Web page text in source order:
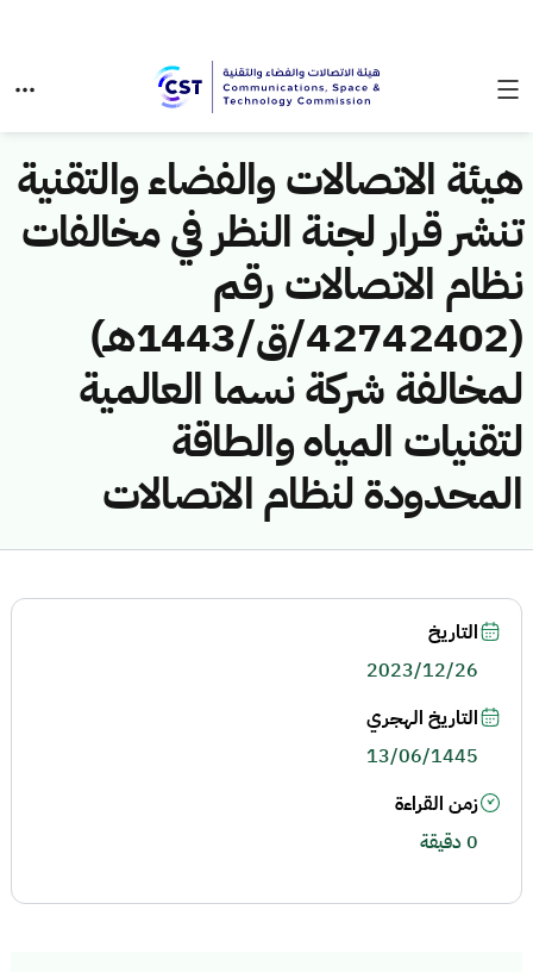
هيئة الاتصالات والفضاء والتقنية
تنشر قرار لجنة النظر في مخالفات
نظام الاتصالات رقم
(42742402/ق/1443هـ)
لمخالفة شركة نسما العالمية
لتقنيات المياه والطاقة
المحدودة لنظام الاتصالات
التاريخ
2023/12/26
التاريخ الهجري
13/06/1445
زمن القراءة
0 دقيقة